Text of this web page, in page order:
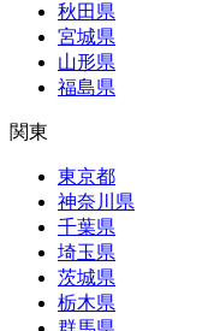
秋田県
宮城県
山形県
福島県
関東
東京都
神奈川県
千葉県
埼玉県
茨城県
栃木県